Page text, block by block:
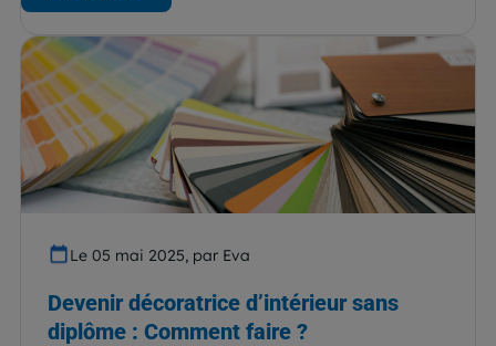
Le 05 mai 2025, par Eva
Devenir décoratrice d’intérieur sans
diplôme : Comment faire ?